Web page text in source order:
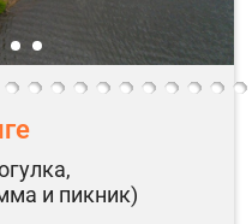
и пикник)